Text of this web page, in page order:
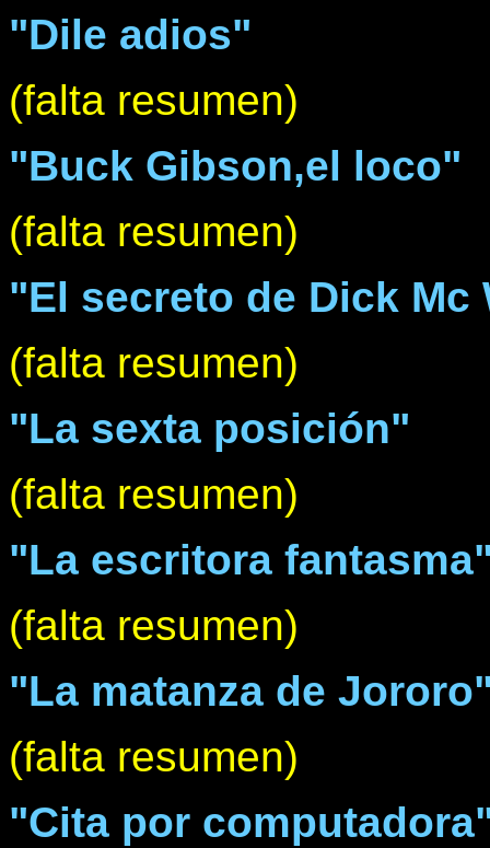
"Dile adios"
(falta resumen)
"Buck Gibson,el loco"
(falta resumen)
"El secreto de Dick Mc
(falta resumen)
"La sexta posición"
(falta resumen)
"La escritora
(falta resumen)
"La matanza de
(falta resumen)
"Cita por